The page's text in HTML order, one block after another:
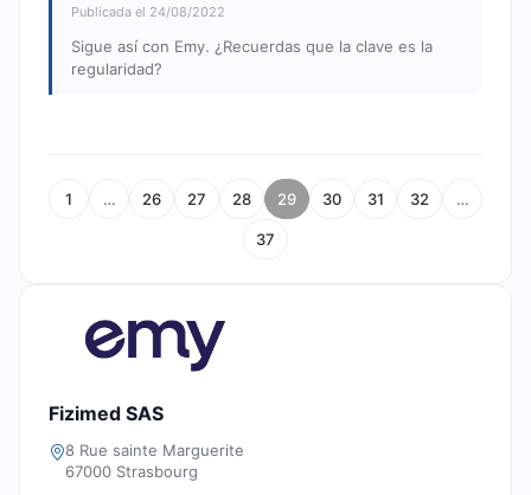
Publicada el 24/08/2022
Sigue así con Emy. ¿Recuerdas que la clave es la
regularidad?
1 … 26 27 28 29 30 31 32 …
37
Fizimed SAS
8 Rue sainte Marguerite
67000 Strasbourg